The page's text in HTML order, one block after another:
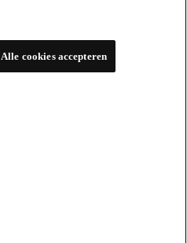
Alle cookies accepteren